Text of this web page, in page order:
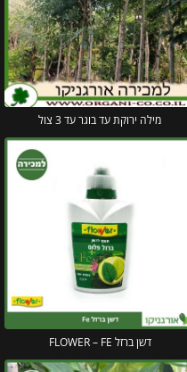
מילה ירוקת עד בוגר עד 3 צול
דשן ברזל FLOWER – FE